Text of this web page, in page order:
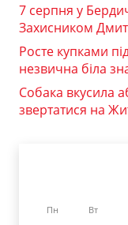
7 серпня у
Захисником
Росте купками
незвична біла
Собака вкусила
звертатися на
Пн Вт